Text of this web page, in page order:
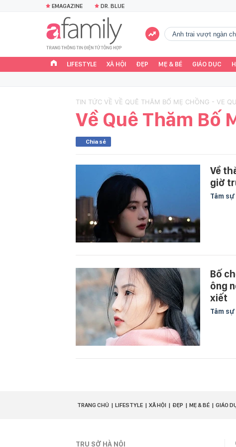
EMAGAZINE DR. BLUE
Anh trai vượt ngàn
LIFESTYLE XÃ HỘI ĐẸP MẸ & BÉ GIÁO DỤC
TIN TỨC VỀ VỀ QUÊ THĂM BỐ MẸ CHỒNG - VE
Về Quê Thăm Bố
Chia sẻ
Về
giờ
Tâm
Bố
ông
xiết
Tâm
TRANG CHỦ LIFESTYLE XÃ HỘI ĐẸP MẸ & BÉ GIÁO
TRỤ SỞ HÀ NỘI